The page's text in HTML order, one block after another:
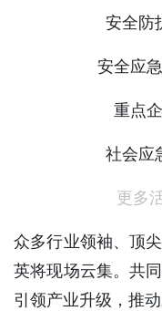
安全防
安全应
重点
社会应
更多
众多行业领袖、顶
英将现场云集。共
引领产业升级，推